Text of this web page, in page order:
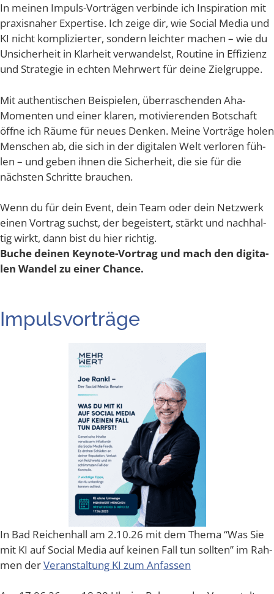
In mei­nen Impuls-Vor­trä­gen ver­bin­de ich Inspi­ra­ti­on mit
pra­xis­na­her Exper­ti­se. Ich zei­ge dir, wie Social Media und
KI nicht kom­pli­zier­ter, son­dern leich­ter machen – wie du
Unsi­cher­heit in Klar­heit ver­wan­delst, Rou­ti­ne in Effi­zi­enz
und Stra­te­gie in ech­ten Mehr­wert für dei­ne Zielgruppe.
Mit authen­ti­schen Bei­spie­len, über­ra­schen­den Aha-
Momen­ten und einer kla­ren, moti­vie­ren­den Bot­schaft
öff­ne ich Räu­me für neu­es Den­ken. Mei­ne Vor­trä­ge holen
Men­schen ab, die sich in der digi­ta­len Welt ver­lo­ren füh­
len – und geben ihnen die Sicher­heit, die sie für die
nächs­ten Schrit­te brauchen.
Wenn du für dein Event, dein Team oder dein Netz­werk
einen Vor­trag suchst, der begeis­tert, stärkt und nach­hal­
tig wirkt, dann bist du hier rich­tig.
Buche dei­nen Key­note-Vor­trag und mach den digi­ta­
len Wan­del zu einer Chance.
Impuls­vor­trä­ge
In Bad Rei­chen­hall am 2.10.26 mit dem The­ma “Was Sie
mit KI auf Social Media auf kei­nen Fall tun soll­ten” im Rah­
men derVer­an­stal­tung KI zum Anfassen